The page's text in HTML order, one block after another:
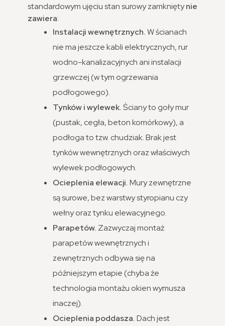
standardowym ujęciu stan surowy zamkniętynie
zawiera:
Instalacji wewnętrznych.W ścianach
nie ma jeszcze kabli elektrycznych, rur
wodno-kanalizacyjnych ani instalacji
grzewczej (w tym ogrzewania
podłogowego).
Tynków i wylewek.Ściany to goły mur
(pustak, cegła, beton komórkowy), a
podłoga to tzw. chudziak. Brak jest
tynków wewnętrznych oraz właściwych
wylewek podłogowych.
Ocieplenia elewacji.Mury zewnętrzne
są surowe, bez warstwy styropianu czy
wełny oraz tynku elewacyjnego.
Parapetów. Zazwyczaj montaż
parapetów wewnętrznych i
zewnętrznych odbywa się na
późniejszym etapie (chyba że
technologia montażu okien wymusza
inaczej).
Ocieplenia poddasza.Dach jest